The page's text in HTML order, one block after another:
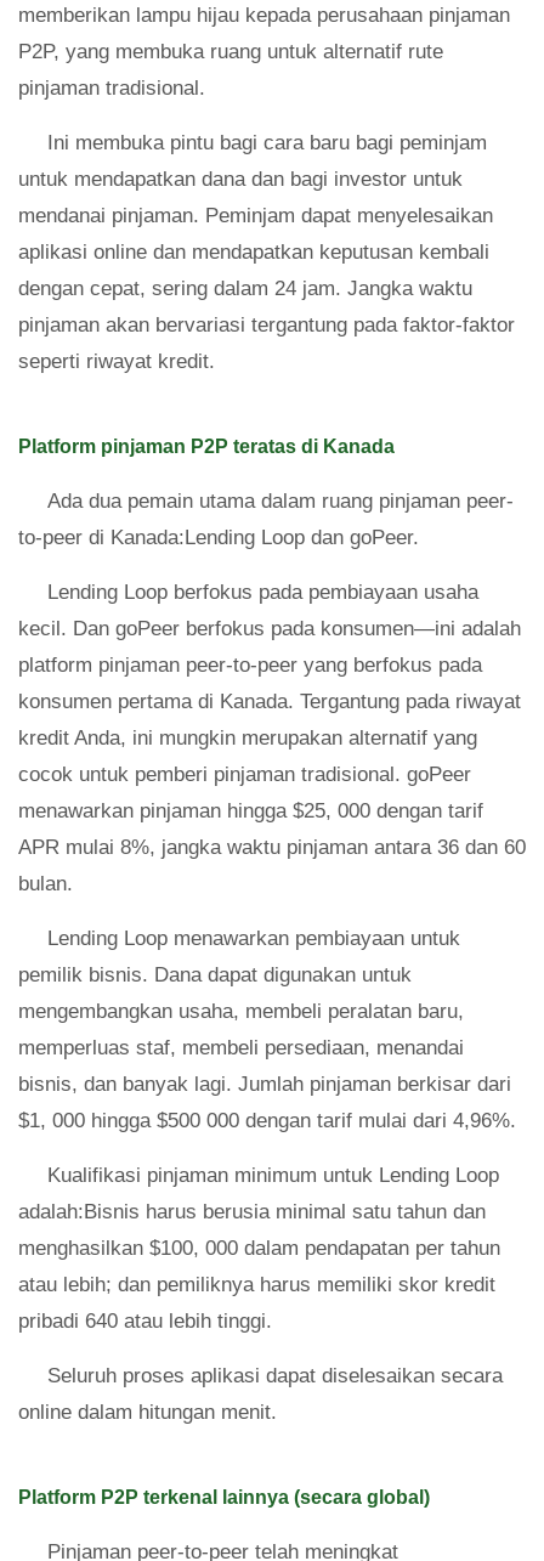
memberikan lampu hijau kepada perusahaan pinjaman
P2P, yang membuka ruang untuk alternatif rute
pinjaman tradisional.
Ini membuka pintu bagi cara baru bagi peminjam
untuk mendapatkan dana dan bagi investor untuk
mendanai pinjaman. Peminjam dapat menyelesaikan
aplikasi online dan mendapatkan keputusan kembali
dengan cepat, sering dalam 24 jam. Jangka waktu
pinjaman akan bervariasi tergantung pada faktor-faktor
seperti riwayat kredit.
Platform pinjaman P2P teratas di Kanada
Ada dua pemain utama dalam ruang pinjaman peer-
to-peer di Kanada:Lending Loop dan goPeer.
Lending Loop berfokus pada pembiayaan usaha
kecil. Dan goPeer berfokus pada konsumen—ini adalah
platform pinjaman peer-to-peer yang berfokus pada
konsumen pertama di Kanada. Tergantung pada riwayat
kredit Anda, ini mungkin merupakan alternatif yang
cocok untuk pemberi pinjaman tradisional. goPeer
menawarkan pinjaman hingga $25, 000 dengan tarif
APR mulai 8%, jangka waktu pinjaman antara 36 dan 60
bulan.
Lending Loop menawarkan pembiayaan untuk
pemilik bisnis. Dana dapat digunakan untuk
mengembangkan usaha, membeli peralatan baru,
memperluas staf, membeli persediaan, menandai
bisnis, dan banyak lagi. Jumlah pinjaman berkisar dari
$1, 000 hingga $500 000 dengan tarif mulai dari 4,96%.
Kualifikasi pinjaman minimum untuk Lending Loop
adalah:Bisnis harus berusia minimal satu tahun dan
menghasilkan $100, 000 dalam pendapatan per tahun
atau lebih; dan pemiliknya harus memiliki skor kredit
pribadi 640 atau lebih tinggi.
Seluruh proses aplikasi dapat diselesaikan secara
online dalam hitungan menit.
Platform P2P terkenal lainnya (secara global)
Pinjaman peer-to-peer telah meningkat